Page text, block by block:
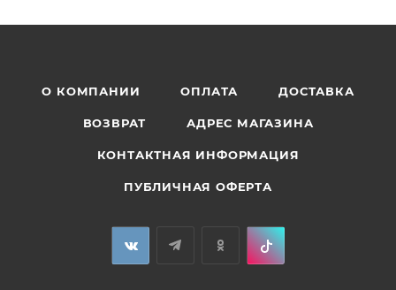
О КОМПАНИИ ОПЛАТА ДОСТАВКА
ВОЗВРАТ АДРЕС МАГАЗИНА
КОНТАКТНАЯ ИНФОРМАЦИЯ
ПУБЛИЧНАЯ ОФЕРТА